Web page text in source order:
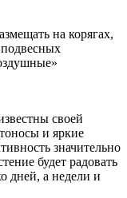
на корягах,
своей
и яркие
значительно
будет радовать
дней, а недели и